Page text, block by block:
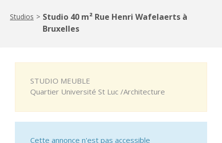
Studios > Studio 40 m² Rue Henri Wafelaerts à
Bruxelles
STUDIO MEUBLE
Quartier Université St Luc /Architecture
Cette annonce n'est pas accessible